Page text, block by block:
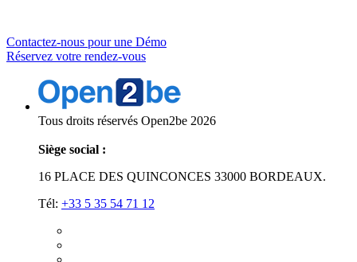
Contactez-nous pour une Démo
Réservez votre rendez-vous
Tous droits réservés Open2be 2026
Siège social :
16 PLACE DES QUINCONCES 33000 BORDEAUX.
Tél: +33 5 35 54 71 12